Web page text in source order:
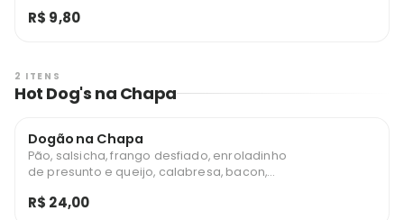
R$ 9,80
2 ITENS
Hot Dog's na Chapa
Dogão na Chapa
Pão, salsicha, frango desfiado, enroladinho
de presunto e queijo, calabresa, bacon,
R$ 24,00